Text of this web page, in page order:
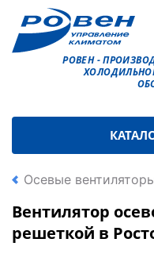
РОВЕН -
Осевые
Вентилятор
решеткой в